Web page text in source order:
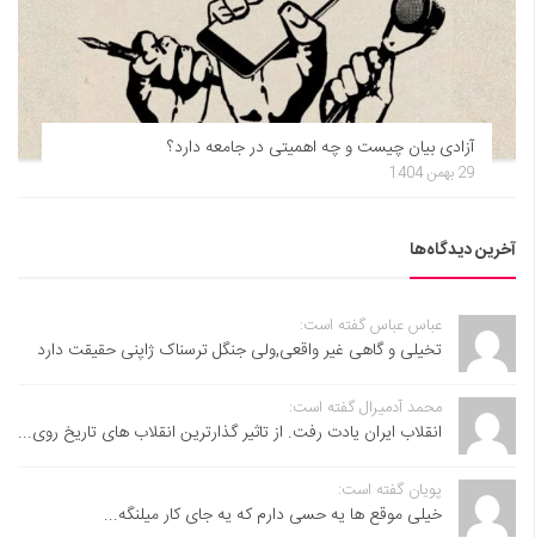
آزادی بیان چیست و چه اهمیتی در جامعه دارد؟
29 بهمن 1404
آخرین دیدگاه‌ها
عباس عباس گفته است:
تخیلی و گاهی غیر واقعی,ولی جنگل ترسناک ژاپنی حقیقت دارد
محمد آدمیرال گفته است:
انقلاب ایران یادت رفت. از تاثیر گذارترین انقلاب های تاریخ روی...
پویان گفته است:
خیلی موقع ها یه حسی دارم که یه جای کار میلنگه...